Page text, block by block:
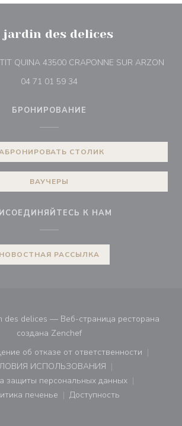
jardin des delices
QUINA 43500 CRAPONNE SUR ARZON
04 71 01 59 34
БРОНИРОВАНИЕ
СТОЛИК
ВАУЧЕРЫ
К НАМ
НОВОСТНАЯ РАССЫЛКА
des delices — Веб-страница ресторана
создана Zenchef((открывается в новом
об отказе от ответственности
((открывается в новом окне))
ИСПОЛЬЗОВАНИЯ
((открывается в новом окне))
защиты персональных данных
((открывается в новом окне))
печенье
((открывается в новом окне))
Доступность
((открывается в